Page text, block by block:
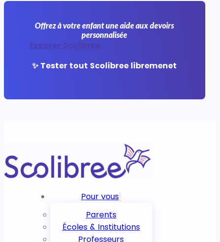
Offrez à votre enfant une aide aux devoirs
personnalisée
Essayer Scolibree
✨ Tester tout Scolibree libremenet
Pour vous
Parents
Écoles & Institutions
Professeurs